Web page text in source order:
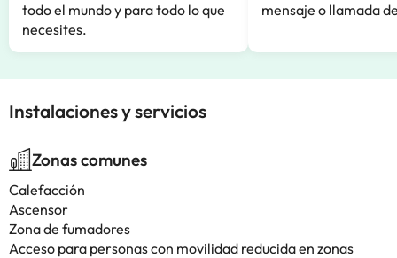
todo el mundo y para todo lo que
necesites.
mensaje o llamada
Instalaciones y servicios
Zonas comunes
Calefacción
Ascensor
Zona de fumadores
Acceso para personas con movilidad reducida en zonas